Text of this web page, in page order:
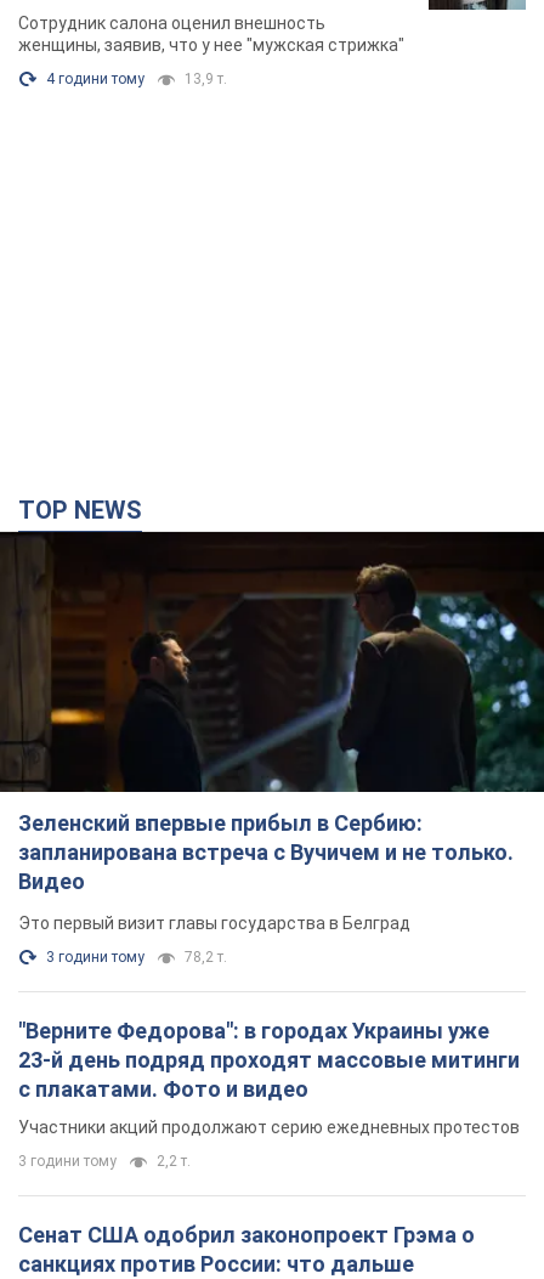
химиотерапии, разгорелся скандал.
Фото
Сотрудник салона оценил внешность
женщины, заявив, что у нее "мужская стрижка"
4 години тому 13,9 т.
TOP NEWS
Зеленский впервые прибыл в Сербию:
запланирована встреча с Вучичем и не только.
Видео
Это первый визит главы государства в Белград
3 години тому 78,2 т.
"Верните Федорова": в городах Украины уже
23-й день подряд проходят массовые митинги
с плакатами. Фото и видео
Участники акций продолжают серию ежедневных протестов
3 години тому 2,2 т.
Сенат США одобрил законопроект Грэма о
санкциях против России: что дальше